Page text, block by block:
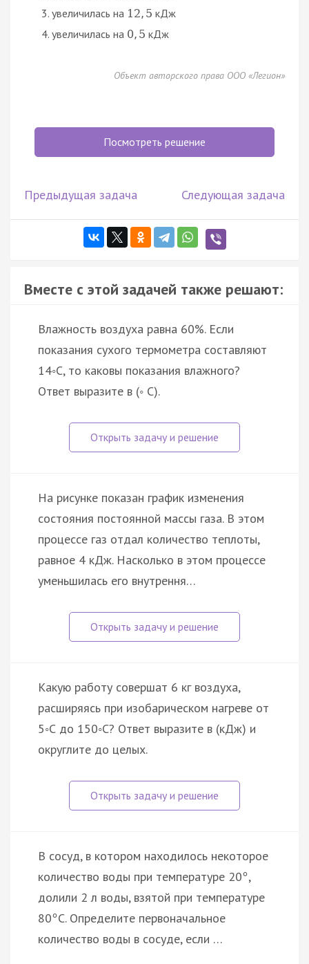
увеличилась на 12, 5 кДж
увеличилась на 0, 5 кДж
Объект авторского права ООО «Легион»
Посмотреть решение
Предыдущая задача Следующая задача
Вместе с этой задачей также решают:
Влажность воздуха равна 60%. Если
показания сухого термометра составляют
14◦С, то каковы показания влажного?
Ответ выразите в (◦ C).
На рисунке показан график изменения
состояния постоянной массы газа. В этом
процессе газ отдал количество теплоты,
равное 4 кДж. Насколько в этом процессе
уменьшилась его внутрення…
Какую работу совершат 6 кг воздуха,
расширяясь при изобарическом нагреве от
5◦С до 150◦С? Ответ выразите в (кДж) и
округлите до целых.
В сосуд, в котором находилось некоторое
количество воды при температуре 20°,
долили 2 л воды, взятой при температуре
80°С. Определите первоначальное
количество воды в сосуде, если …